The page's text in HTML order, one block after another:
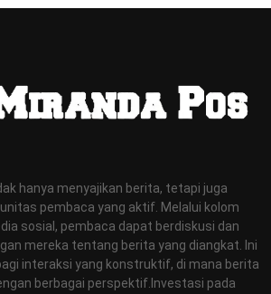
hanya menyajikan berita, tetapi juga
pembaca yang aktif. Melalui kolom
sosial, pembaca dapat berdiskusi dan
mereka tentang berita yang diangkat. Ini
interaksi yang konstruktif, di mana berita
berbagai perspektif.Investasi pada